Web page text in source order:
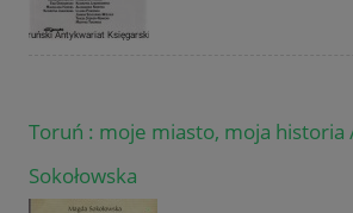
Toruń : moje miasto, moja historia
Sokołowska